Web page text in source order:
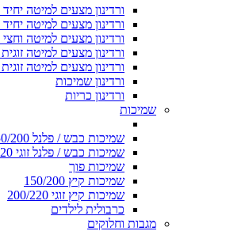
ורדינון מצעים למיטה יחיד
ורדינון מצעים למיטה יחיד 90/200
ורדינון מצעים למיטה וחצי דיסני
ורדינון מצעים למיטה זוגית 160/200
ורדינון מצעים למיטה זוגית
ורדינון שמיכות
ורדינון כריות
שמיכות
שמיכות כבש / פלנל 150/200
שמיכות כבש / פלנל זוגי 200/220
שמיכות פוך
שמיכות קיץ 150/200
שמיכות קיץ זוגי 200/220
כרבולית לילדים
מגבות וחלוקים